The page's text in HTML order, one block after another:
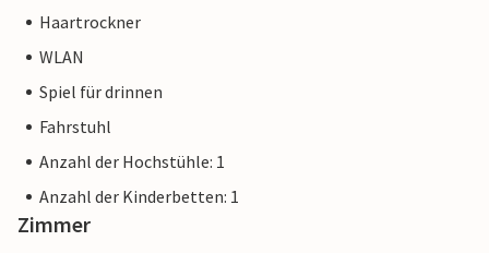
Haartrockner
WLAN
Spiel für drinnen
Fahrstuhl
Anzahl der Hochstühle: 1
Anzahl der Kinderbetten: 1
Zimmer